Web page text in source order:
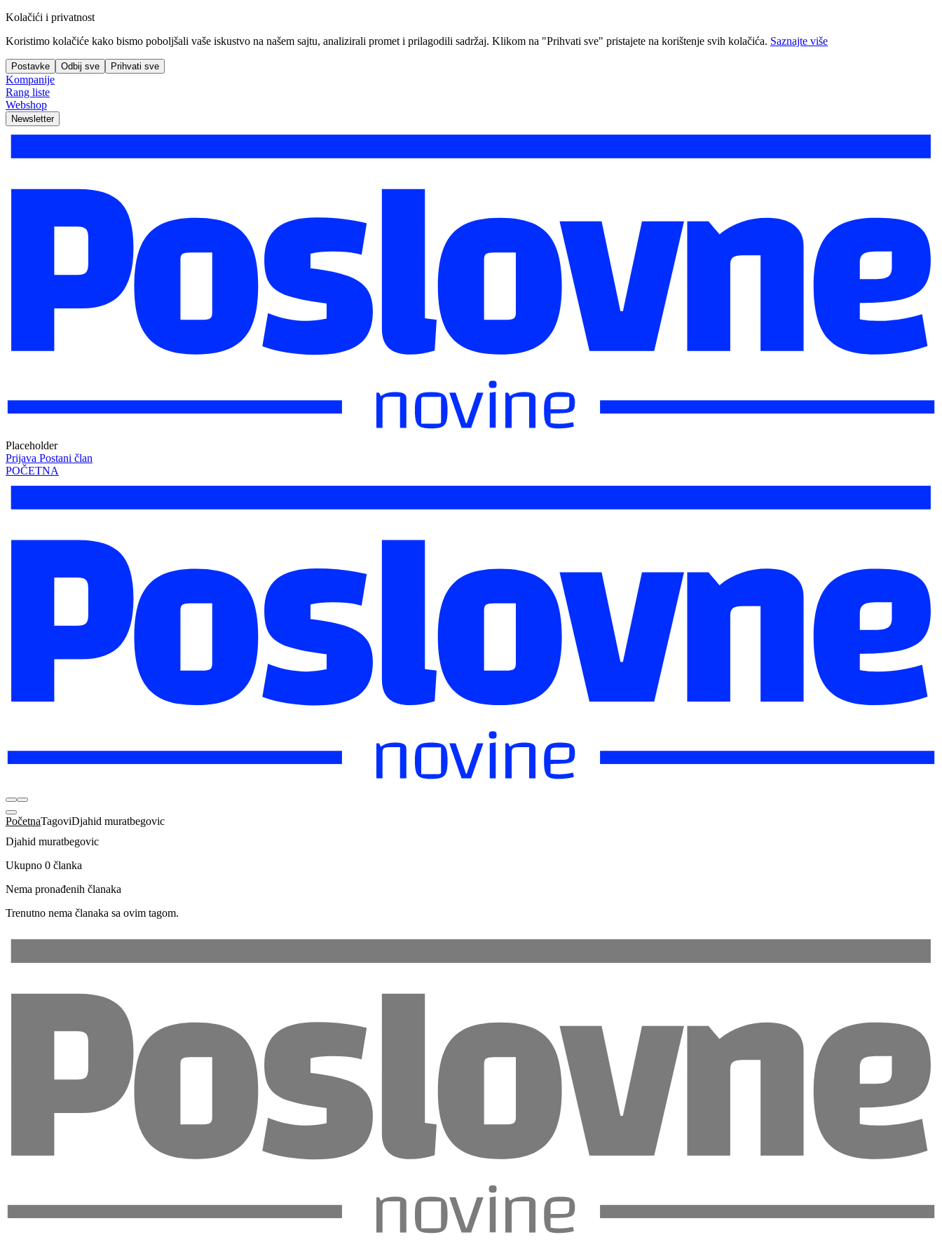
Kolačići i privatnost
Koristimo kolačiće kako bismo poboljšali vaše iskustvo na našem sajtu, analizirali promet i prilagodili sadržaj. Klikom na "Prihvati sve" pristajete na korištenje svih kolačića. Saznajte više
Postavke Odbij sve Prihvati sve
Kompanije
Rang liste
Webshop
Newsletter
Placeholder
Prijava Postani član
POČETNA
PočetnaTagoviDjahid muratbegovic
Djahid muratbegovic
Ukupno 0 članka
Nema pronađenih članaka
Trenutno nema članaka sa ovim tagom.